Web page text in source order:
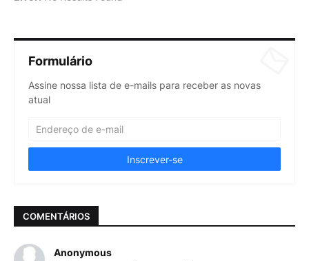
Formulário
Assine nossa lista de e-mails para receber as novas
atual
COMENTÁRIOS
Anonymous